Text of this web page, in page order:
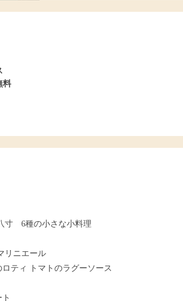
料
寸 6種の小さな小料理
リニエール
ティ トマトのラグーソース